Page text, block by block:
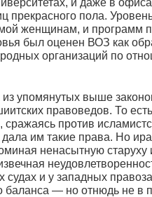
прекрасного пола.
женщинам, и программ
был оценен ВОЗ как
организаций по
из упомянутых выше
правоведов. То
сражаясь против
им такие права. Но
ненасытную старуху
судах и у западных
баланса — но отнюдь не в